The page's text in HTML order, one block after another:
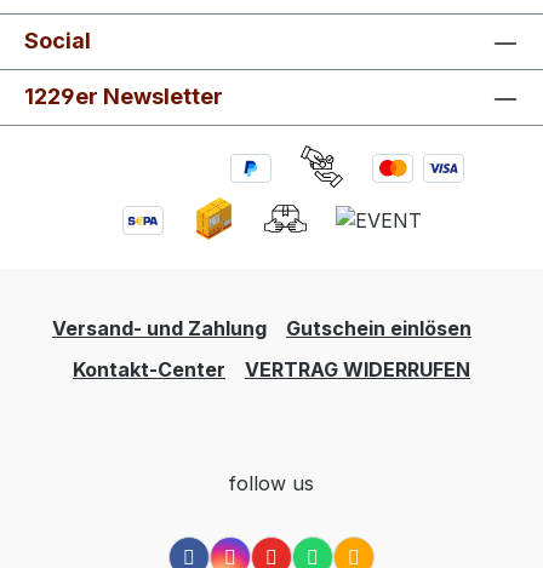
Social
1229er Newsletter
Versand- und Zahlung
Gutschein einlösen
Kontakt-Center
VERTRAG WIDERRUFEN
follow us